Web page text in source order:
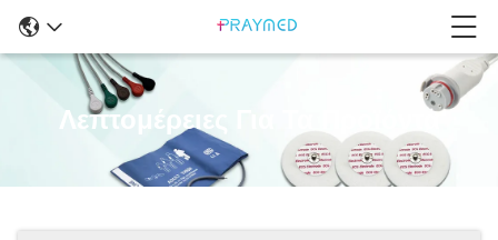
Λεπτομέρειες Για Τα Προϊόντα